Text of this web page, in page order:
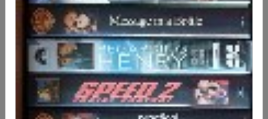
Fotohouder flip album 2x voor 15x10cm foto's
€ 9,00